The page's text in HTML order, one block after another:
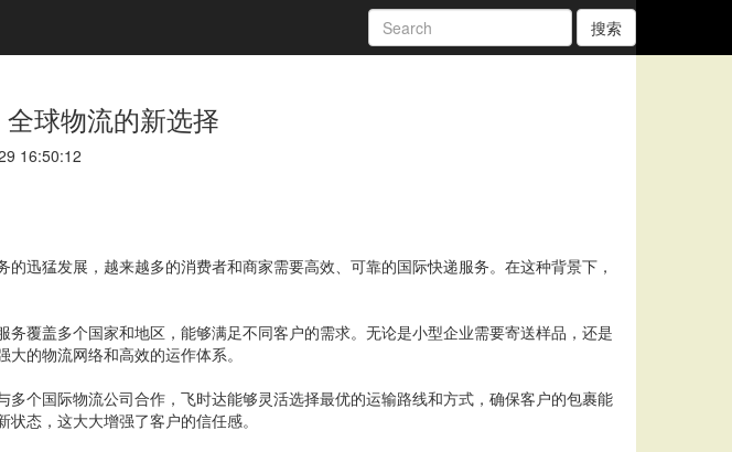
搜索
球物流的新选择
16:50:12
迅猛发展，越来越多的消费者和商家需要高效、可靠的国际快递服务。在这种背景下，
覆盖多个国家和地区，能够满足不同客户的需求。无论是小型企业需要寄送样品，还是
的物流网络和高效的运作体系。
个国际物流公司合作，飞时达能够灵活选择最优的运输路线和方式，确保客户的包裹能
态，这大大增强了客户的信任感。